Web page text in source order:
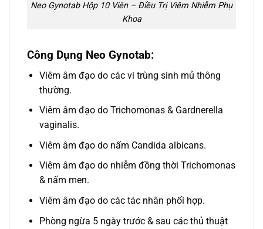
Neo Gynotab Hộp 10 Viên – Điều Trị Viêm Nhiễm Phụ
Khoa
Công Dụng Neo Gynotab:
Viêm âm đạo do các vi trùng sinh mủ thông
thường.
Viêm âm đạo do Trichomonas & Gardnerella
vaginalis.
Viêm âm đạo do nấm Candida albicans.
Viêm âm đạo do nhiễm đồng thời Trichomonas
& nấm men.
Viêm âm đạo do các tác nhân phối hợp.
Phòng ngừa 5 ngày trước & sau các thủ thuật